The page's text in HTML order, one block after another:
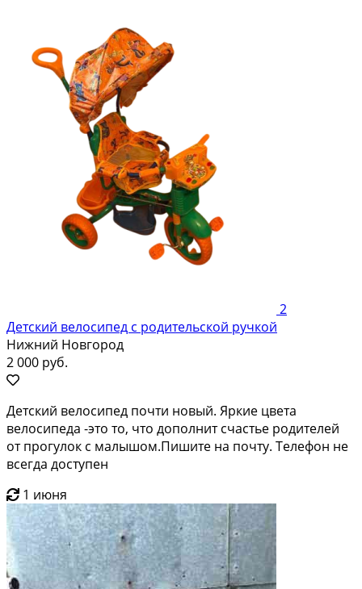
2
Детский велосипед с родительской ручкой
Нижний Новгород
2 000 руб.
Детский велосипед почти новый. Яркие цвета
велосипеда -это то, что дополнит счастье родителей
от прогулок с малышом.Пишите на почту. Телефон не
всегда доступен
1 июня